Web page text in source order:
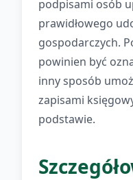
podpisami osób
prawidłowego
gospodarczych.
powinien być
inny sposób
zapisami
podstawie.